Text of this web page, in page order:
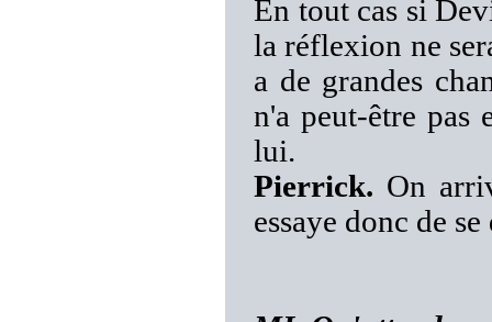
En tout cas si
la réflexion ne
a de grandes
n'a peut-être pas
lui.
Pierrick. On
essaye donc de